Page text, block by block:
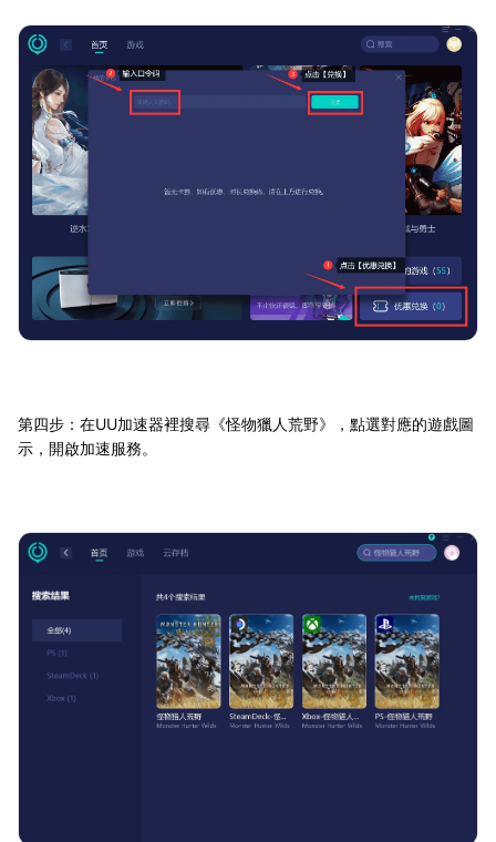
第四步：在UU加速器裡搜尋《怪物獵人荒野》，點選對應的遊戲圖
示，開啟加速服務。